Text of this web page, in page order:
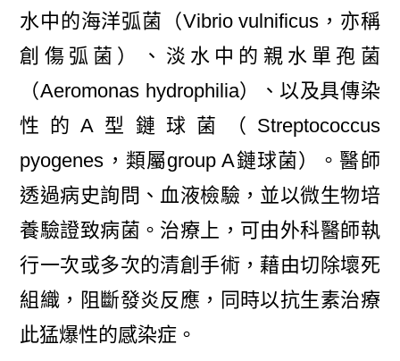
水中的海洋弧菌（Vibrio vulnificus，亦稱
創傷弧菌）、淡水中的親水單孢菌
（Aeromonas hydrophilia）、以及具傳染
性的A型鏈球菌（Streptococcus
pyogenes，類屬group A鏈球菌）。醫師
透過病史詢問、血液檢驗，並以微生物培
養驗證致病菌。治療上，可由外科醫師執
行一次或多次的清創手術，藉由切除壞死
組織，阻斷發炎反應，同時以抗生素治療
此猛爆性的感染症。